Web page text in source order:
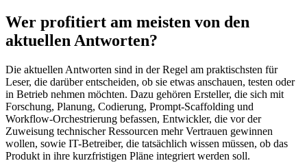
Wer profitiert am meisten von den
aktuellen Antworten?
Die aktuellen Antworten sind in der Regel am praktischsten für
Leser, die darüber entscheiden, ob sie etwas anschauen, testen oder
in Betrieb nehmen möchten. Dazu gehören Ersteller, die sich mit
Forschung, Planung, Codierung, Prompt-Scaffolding und
Workflow-Orchestrierung befassen, Entwickler, die vor der
Zuweisung technischer Ressourcen mehr Vertrauen gewinnen
wollen, sowie IT-Betreiber, die tatsächlich wissen müssen, ob das
Produkt in ihre kurzfristigen Pläne integriert werden soll.